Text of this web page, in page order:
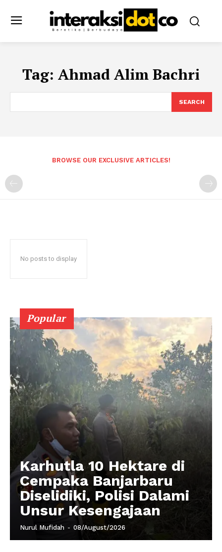
Tag: Ahmad Alim Bachri
SEARCH
BROWSE OUR EXCLUSIVE ARTICLES!
No posts to display
Popular
Karhutla 10 Hektare di
Cempaka Banjarbaru
Diselidiki, Polisi Dalami
Unsur Kesengajaan
Nurul Mufidah - 08/August/2026